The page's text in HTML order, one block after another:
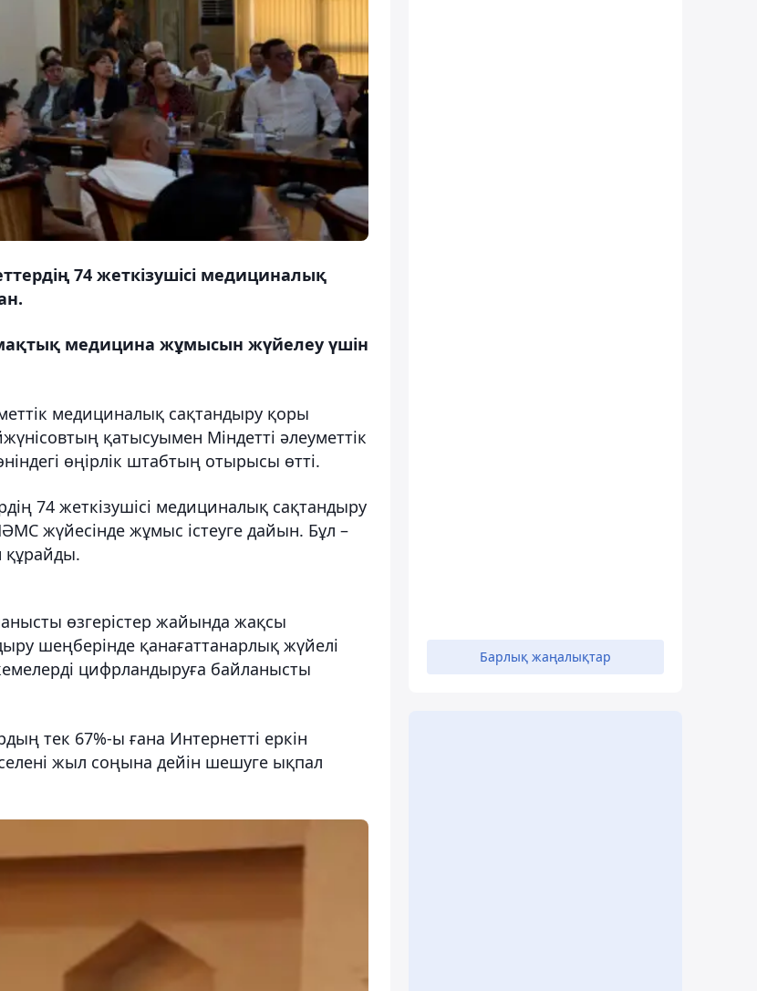
74 жеткізушісі медициналық
медицина жұмысын жүйелеу үшін
медициналық сақтандыру қоры
қатысуымен Міндетті әлеуметтік
өңірлік штабтың отырысы өтті.
74 жеткізушісі медициналық сақтандыру
жүйесінде жұмыс істеуге дайын. Бұл –
құрайды.
өзгерістер жайында жақсы
шеңберінде қанағаттанарлық жүйелі
цифрландыруға байланысты
тек 67%-ы ғана Интернетті еркін
жыл соңына дейін шешуге ықпал
Барлық жаңалықтар